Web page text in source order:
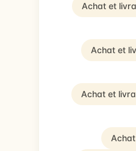
Achat et
Achat et
Achat et